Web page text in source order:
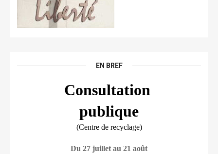
EN BREF
Consultation
publique
(Centre de recyclage)
Du 27 juillet au 21 août